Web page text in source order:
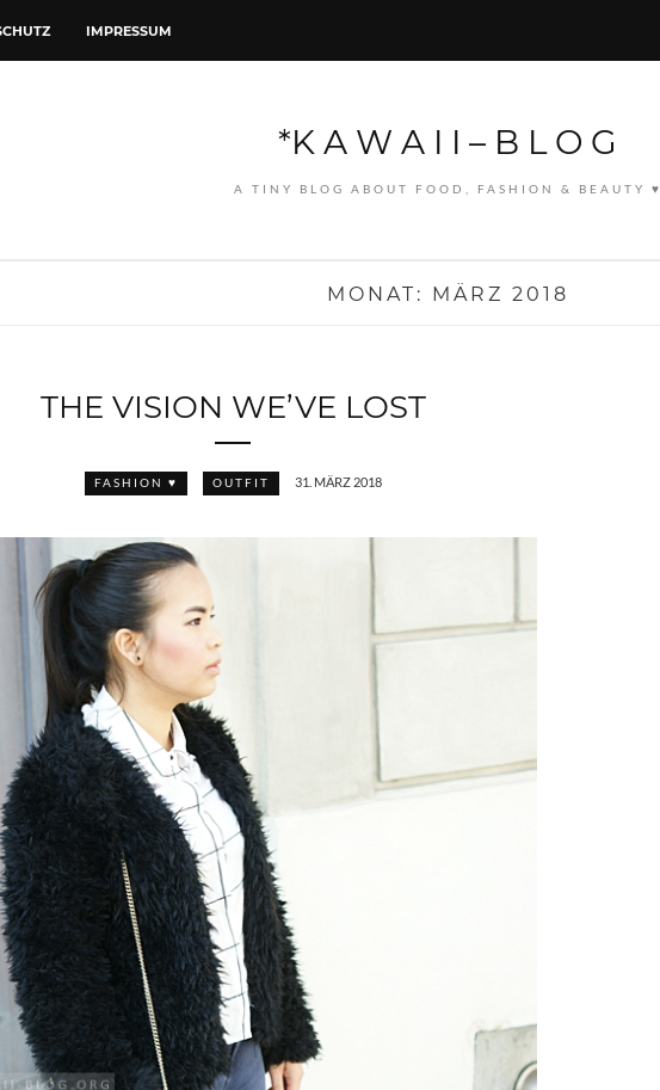
IMPRESSUM
*K A W A I I – B L O G
A TINY BLOG ABOUT FOOD, FASHION & BEAUTY ♥
MONAT: MÄRZ 2018
THE VISION WE’VE LOST
FASHION ♥ OUTFIT 31. MÄRZ 2018